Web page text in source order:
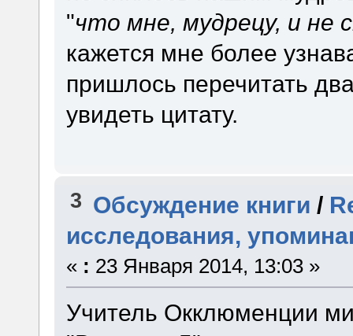
"что мне, мудрецу, и не
кажется мне более
пришлось перечитать
увидеть цитату.
3 Обсуждение книги /
исследования,
« : 23 Января 2014, 13:03 »
Учитель Окклюменции